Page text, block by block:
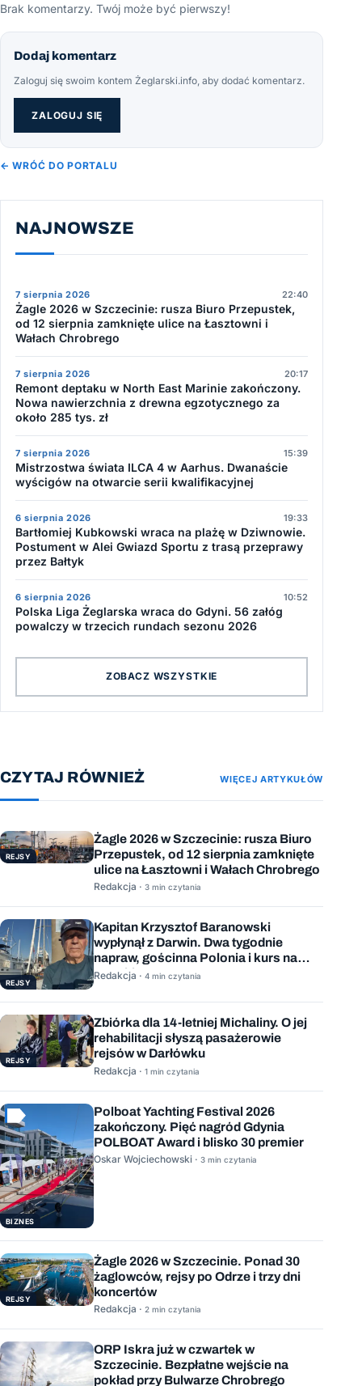
Brak komentarzy. Twój może być pierwszy!
Dodaj komentarz
Zaloguj się swoim kontem Żeglarski.info, aby dodać komentarz.
ZALOGUJ SIĘ
← WRÓĆ DO PORTALU
NAJNOWSZE
7 sierpnia 2026 22:40
Żagle 2026 w Szczecinie: rusza Biuro Przepustek,
od 12 sierpnia zamknięte ulice na Łasztowni i
Wałach Chrobrego
7 sierpnia 2026 20:17
Remont deptaku w North East Marinie zakończony.
Nowa nawierzchnia z drewna egzotycznego za
około 285 tys. zł
7 sierpnia 2026 15:39
Mistrzostwa świata ILCA 4 w Aarhus. Dwanaście
wyścigów na otwarcie serii kwalifikacyjnej
6 sierpnia 2026 19:33
Bartłomiej Kubkowski wraca na plażę w Dziwnowie.
Postument w Alei Gwiazd Sportu z trasą przeprawy
przez Bałtyk
6 sierpnia 2026 10:52
Polska Liga Żeglarska wraca do Gdyni. 56 załóg
powalczy w trzecich rundach sezonu 2026
ZOBACZ WSZYSTKIE
CZYTAJ RÓWNIEŻ WIĘCEJ ARTYKUŁÓW
REJSY
Żagle 2026 w Szczecinie: rusza Biuro
Przepustek, od 12 sierpnia zamknięte
ulice na Łasztowni i Wałach Chrobrego
Redakcja · 3 min czytania
REJSY
Kapitan Krzysztof Baranowski
wypłynął z Darwin. Dwa tygodnie
napraw, gościnna Polonia i kurs na
Mauritius
Redakcja · 4 min czytania
REJSY
Zbiórka dla 14-letniej Michaliny. O jej
rehabilitacji słyszą pasażerowie
rejsów w Darłówku
Redakcja · 1 min czytania
BIZNES
Polboat Yachting Festival 2026
zakończony. Pięć nagród Gdynia
POLBOAT Award i blisko 30 premier
Oskar Wojciechowski · 3 min czytania
REJSY
Żagle 2026 w Szczecinie. Ponad 30
żaglowców, rejsy po Odrze i trzy dni
koncertów
Redakcja · 2 min czytania
ORP Iskra już w czwartek w
Szczecinie. Bezpłatne wejście na
pokład przy Bulwarze Chrobrego